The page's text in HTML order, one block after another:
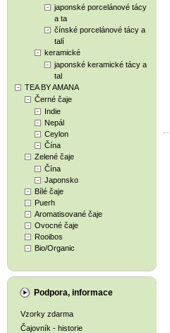
japonské porcelánové tácy
a ta
čínské porcelánové tácy a
talí
keramické
japonské keramické tácy a
tal
TEA BY AMANA
Černé čaje
Indie
Nepál
Ceylon
Čína
Zelené čaje
Čína
Japonsko
Bílé čaje
Puerh
Aromatisované čaje
Ovocné čaje
Rooibos
Bio/Organic
Podpora, informace
Vzorky zdarma
Čajovník - historie